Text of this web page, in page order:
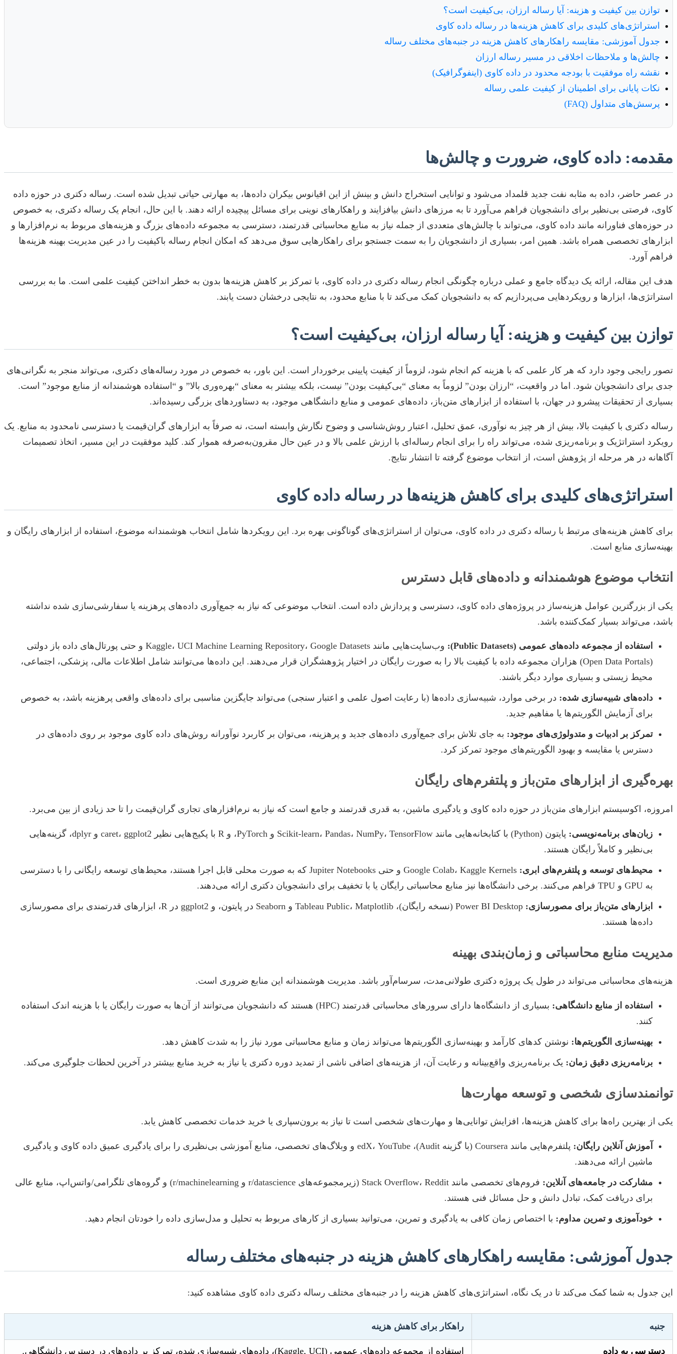
توازن بین کیفیت و هزینه: آیا رساله ارزان، بی‌کیفیت است؟
استراتژی‌های کلیدی برای کاهش هزینه‌ها در رساله داده کاوی
جدول آموزشی: مقایسه راهکارهای کاهش هزینه در جنبه‌های مختلف رساله
چالش‌ها و ملاحظات اخلاقی در مسیر رساله ارزان
نقشه راه موفقیت با بودجه محدود در داده کاوی (اینفوگرافیک)
نکات پایانی برای اطمینان از کیفیت علمی رساله
پرسش‌های متداول (FAQ)
مقدمه: داده کاوی، ضرورت و چالش‌ها
در عصر حاضر، داده به مثابه نفت جدید قلمداد می‌شود و توانایی استخراج دانش و بینش از این اقیانوس بیکران داده‌ها، به مهارتی حیاتی تبدیل شده است. رساله دکتری در حوزه داده
کاوی، فرصتی بی‌نظیر برای دانشجویان فراهم می‌آورد تا به مرزهای دانش بیافزایند و راهکارهای نوینی برای مسائل پیچیده ارائه دهند. با این حال، انجام یک رساله دکتری، به خصوص
در حوزه‌های فناورانه مانند داده کاوی، می‌تواند با چالش‌های متعددی از جمله نیاز به منابع محاسباتی قدرتمند، دسترسی به مجموعه داده‌های بزرگ و هزینه‌های مربوط به نرم‌افزارها و
ابزارهای تخصصی همراه باشد. همین امر، بسیاری از دانشجویان را به سمت جستجو برای راهکارهایی سوق می‌دهد که امکان انجام رساله باکیفیت را در عین مدیریت بهینه هزینه‌ها
فراهم آورد.
هدف این مقاله، ارائه یک دیدگاه جامع و عملی درباره چگونگی انجام رساله دکتری در داده کاوی، با تمرکز بر کاهش هزینه‌ها بدون به خطر انداختن کیفیت علمی است. ما به بررسی
استراتژی‌ها، ابزارها و رویکردهایی می‌پردازیم که به دانشجویان کمک می‌کند تا با منابع محدود، به نتایجی درخشان دست یابند.
توازن بین کیفیت و هزینه: آیا رساله ارزان، بی‌کیفیت است؟
تصور رایجی وجود دارد که هر کار علمی که با هزینه کم انجام شود، لزوماً از کیفیت پایینی برخوردار است. این باور، به خصوص در مورد رساله‌های دکتری، می‌تواند منجر به نگرانی‌های
جدی برای دانشجویان شود. اما در واقعیت، “ارزان بودن” لزوماً به معنای “بی‌کیفیت بودن” نیست، بلکه بیشتر به معنای “بهره‌وری بالا” و “استفاده هوشمندانه از منابع موجود” است.
بسیاری از تحقیقات پیشرو در جهان، با استفاده از ابزارهای متن‌باز، داده‌های عمومی و منابع دانشگاهی موجود، به دستاوردهای بزرگی رسیده‌اند.
رساله دکتری با کیفیت بالا، بیش از هر چیز به نوآوری، عمق تحلیل، اعتبار روش‌شناسی و وضوح نگارش وابسته است، نه صرفاً به ابزارهای گران‌قیمت یا دسترسی نامحدود به منابع. یک
رویکرد استراتژیک و برنامه‌ریزی شده، می‌تواند راه را برای انجام رساله‌ای با ارزش علمی بالا و در عین حال مقرون‌به‌صرفه هموار کند. کلید موفقیت در این مسیر، اتخاذ تصمیمات
آگاهانه در هر مرحله از پژوهش است، از انتخاب موضوع گرفته تا انتشار نتایج.
استراتژی‌های کلیدی برای کاهش هزینه‌ها در رساله داده کاوی
برای کاهش هزینه‌های مرتبط با رساله دکتری در داده کاوی، می‌توان از استراتژی‌های گوناگونی بهره برد. این رویکردها شامل انتخاب هوشمندانه موضوع، استفاده از ابزارهای رایگان و
بهینه‌سازی منابع است.
انتخاب موضوع هوشمندانه و داده‌های قابل دسترس
یکی از بزرگترین عوامل هزینه‌ساز در پروژه‌های داده کاوی، دسترسی و پردازش داده است. انتخاب موضوعی که نیاز به جمع‌آوری داده‌های پرهزینه یا سفارشی‌سازی شده نداشته
باشد، می‌تواند بسیار کمک‌کننده باشد.
استفاده از مجموعه داده‌های عمومی (Public Datasets):
وب‌سایت‌هایی مانند Kaggle، UCI Machine Learning Repository، Google Datasets و حتی پورتال‌های داده باز دولتی
(Open Data Portals) هزاران مجموعه داده با کیفیت بالا را به صورت رایگان در اختیار پژوهشگران قرار می‌دهند. این داده‌ها می‌توانند شامل اطلاعات مالی، پزشکی، اجتماعی،
محیط زیستی و بسیاری موارد دیگر باشند.
داده‌های شبیه‌سازی شده: در برخی موارد، شبیه‌سازی داده‌ها (با رعایت اصول علمی و اعتبار سنجی) می‌تواند جایگزین مناسبی برای داده‌های واقعی پرهزینه باشد، به خصوص
برای آزمایش الگوریتم‌ها یا مفاهیم جدید.
تمرکز بر ادبیات و متدولوژی‌های موجود: به جای تلاش برای جمع‌آوری داده‌های جدید و پرهزینه، می‌توان بر کاربرد نوآورانه روش‌های داده کاوی موجود بر روی داده‌های در
دسترس یا مقایسه و بهبود الگوریتم‌های موجود تمرکز کرد.
بهره‌گیری از ابزارهای متن‌باز و پلتفرم‌های رایگان
امروزه، اکوسیستم ابزارهای متن‌باز در حوزه داده کاوی و یادگیری ماشین، به قدری قدرتمند و جامع است که نیاز به نرم‌افزارهای تجاری گران‌قیمت را تا حد زیادی از بین می‌برد.
زبان‌های برنامه‌نویسی:
پایتون (Python) با کتابخانه‌هایی مانند Scikit-learn، Pandas، NumPy، TensorFlow و PyTorch، و R با پکیج‌هایی نظیر caret، ggplot2 و dplyr، گزینه‌هایی
بی‌نظیر و کاملاً رایگان هستند.
محیط‌های توسعه و پلتفرم‌های ابری:
Google Colab، Kaggle Kernels و حتی Jupiter Notebooks که به صورت محلی قابل اجرا هستند، محیط‌های توسعه رایگانی را با دسترسی
به GPU و TPU فراهم می‌کنند. برخی دانشگاه‌ها نیز منابع محاسباتی رایگان یا با تخفیف برای دانشجویان دکتری ارائه می‌دهند.
ابزارهای متن‌باز برای مصورسازی:
Power BI Desktop (نسخه رایگان)، Tableau Public، Matplotlib و Seaborn در پایتون، و ggplot2 در R، ابزارهای قدرتمندی برای مصورسازی
داده‌ها هستند.
مدیریت منابع محاسباتی و زمان‌بندی بهینه
هزینه‌های محاسباتی می‌تواند در طول یک پروژه دکتری طولانی‌مدت، سرسام‌آور باشد. مدیریت هوشمندانه این منابع ضروری است.
استفاده از منابع دانشگاهی:
بسیاری از دانشگاه‌ها دارای سرورهای محاسباتی قدرتمند (HPC) هستند که دانشجویان می‌توانند از آن‌ها به صورت رایگان یا با هزینه اندک استفاده
کنند.
بهینه‌سازی الگوریتم‌ها: نوشتن کدهای کارآمد و بهینه‌سازی الگوریتم‌ها می‌تواند زمان و منابع محاسباتی مورد نیاز را به شدت کاهش دهد.
برنامه‌ریزی دقیق زمان: یک برنامه‌ریزی واقع‌بینانه و رعایت آن، از هزینه‌های اضافی ناشی از تمدید دوره دکتری یا نیاز به خرید منابع بیشتر در آخرین لحظات جلوگیری می‌کند.
توانمندسازی شخصی و توسعه مهارت‌ها
یکی از بهترین راه‌ها برای کاهش هزینه‌ها، افزایش توانایی‌ها و مهارت‌های شخصی است تا نیاز به برون‌سپاری یا خرید خدمات تخصصی کاهش یابد.
آموزش آنلاین رایگان:
پلتفرم‌هایی مانند Coursera (با گزینه Audit)، edX، YouTube و وبلاگ‌های تخصصی، منابع آموزشی بی‌نظیری را برای یادگیری عمیق داده کاوی و یادگیری
ماشین ارائه می‌دهند.
مشارکت در جامعه‌های آنلاین:
فروم‌های تخصصی مانند Stack Overflow، Reddit (زیرمجموعه‌های r/datascience و r/machinelearning) و گروه‌های تلگرامی/واتس‌اپ، منابع عالی
برای دریافت کمک، تبادل دانش و حل مسائل فنی هستند.
خودآموزی و تمرین مداوم: با اختصاص زمان کافی به یادگیری و تمرین، می‌توانید بسیاری از کارهای مربوط به تحلیل و مدل‌سازی داده را خودتان انجام دهید.
جدول آموزشی: مقایسه راهکارهای کاهش هزینه در جنبه‌های مختلف رساله
این جدول به شما کمک می‌کند تا در یک نگاه، استراتژی‌های کاهش هزینه را در جنبه‌های مختلف رساله دکتری داده کاوی مشاهده کنید:
جنبه راهکار برای کاهش هزینه
دسترسی به داده استفاده از مجموعه داده‌های عمومی (Kaggle, UCI)، داده‌های شبیه‌سازی شده، تمرکز بر داده‌های در دسترس دانشگاهی.